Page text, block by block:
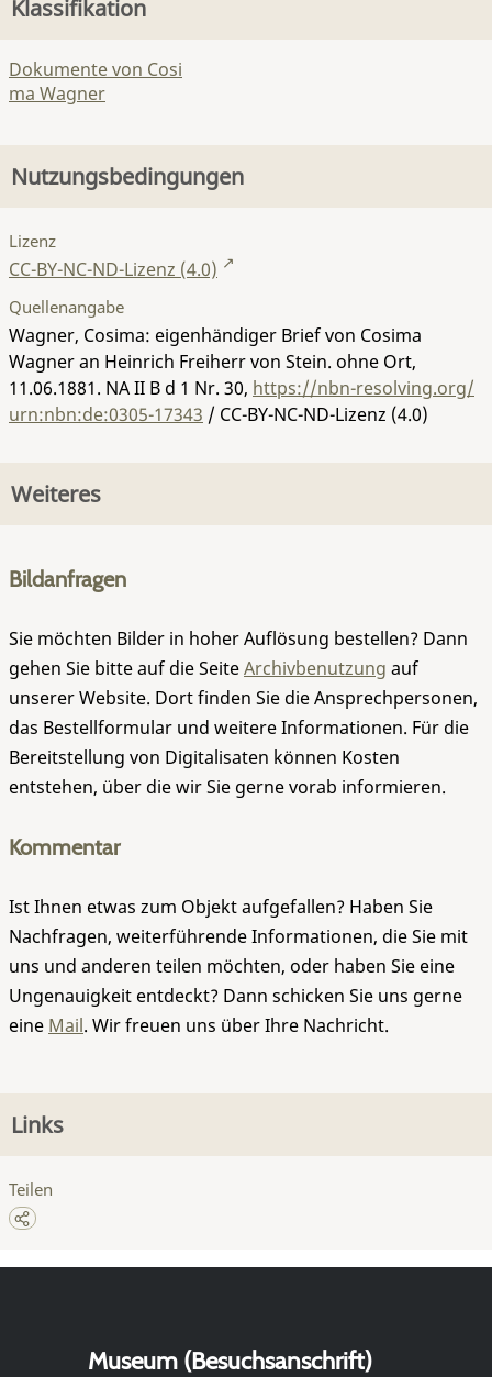
Klassifikation
Dokumente von Cosi
ma Wagner
Nutzungsbedingungen
Lizenz
CC-BY-NC-ND-Lizenz (4.0)
Quellenangabe
Wagner, Cosima: eigenhändiger Brief von Cosima
Wagner an Heinrich Freiherr von Stein. ohne Ort,
11.06.1881. NA II B d 1 Nr. 30, https://nbn-resolving.org/
urn:nbn:de:0305-17343 / CC-BY-NC-ND-Lizenz (4.0)
Weiteres
Bildanfragen
Sie möchten Bilder in hoher Auflösung bestellen? Dann
gehen Sie bitte auf die SeiteArchivbenutzung auf
unserer Website. Dort finden Sie die Ansprechpersonen,
das Bestellformular und weitere Informationen. Für die
Bereitstellung von Digitalisaten können Kosten
entstehen, über die wir Sie gerne vorab informieren.
Kommentar
Ist Ihnen etwas zum Objekt aufgefallen? Haben Sie
Nachfragen, weiterführende Informationen, die Sie mit
uns und anderen teilen möchten, oder haben Sie eine
Ungenauigkeit entdeckt? Dann schicken Sie uns gerne
eine Mail. Wir freuen uns über Ihre Nachricht.
Links
Teilen
Museum (Besuchsanschrift)